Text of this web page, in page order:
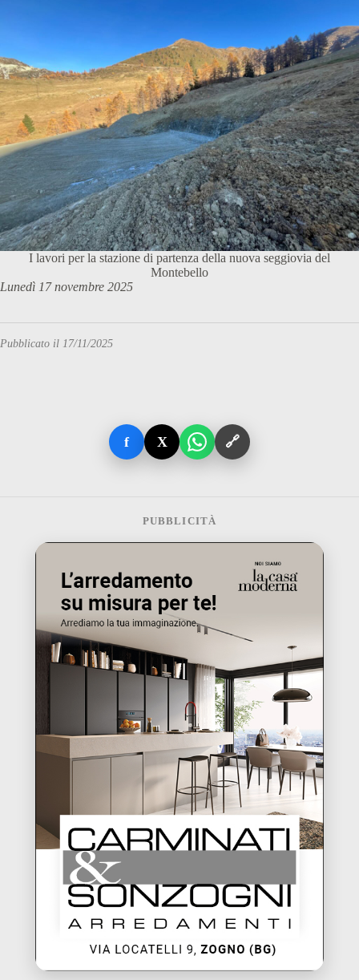
I lavori per la stazione di partenza della nuova seggiovia del
Montebello
Lunedì 17 novembre 2025
Pubblicato il 17/11/2025
f X 🔗
PUBBLICITÀ